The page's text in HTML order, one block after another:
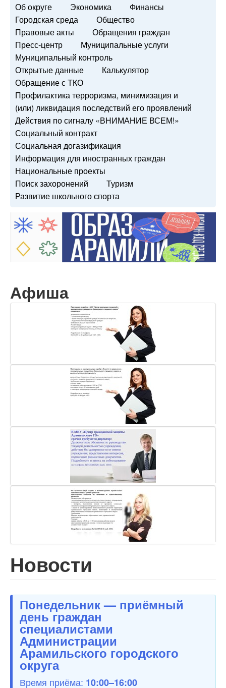
Об округе Экономика
Финансы
Городская среда
Общество
Правовые акты
Обращения граждан
Пресс-центр
Муниципальные услуги
Муниципальный контроль
Открытые данные
Калькулятор
Обращение с ТКО
Профилактика терроризма, минимизация и
(или) ликвидация последствий его проявлений
Действия по сигналу «ВНИМАНИЕ ВСЕМ!»
Социальный контракт
Социальная догазификация
Информация для иностранных граждан
Национальные проекты
Поиск захоронений
Туризм
Развитие школьного спорта
Афиша
Новости
Понедельник — приёмный
день граждан
специалистами
Администрации
Арамильского городского
округа
Время приёма: 10:00–16:00